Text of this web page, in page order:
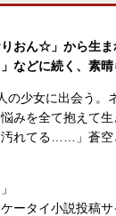
おん☆」から生ま
などに続く、素
の少女に出会う
を全て抱えて
れてる……」蒼空
ータイ小説投稿サ